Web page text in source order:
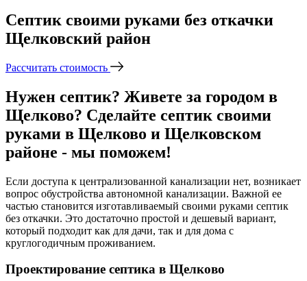
Септик своими руками без откачки
Щелковский район
Рассчитать стоимость
Нужен септик? Живете за городом в
Щелково? Сделайте септик своими
руками в Щелково и Щелковском
районе - мы поможем!
Если доступа к централизованной канализации нет, возникает
вопрос обустройства автономной канализации. Важной ее
частью становится изготавливаемый своими руками септик
без откачки. Это достаточно простой и дешевый вариант,
который подходит как для дачи, так и для дома с
круглогодичным проживанием.
Проектирование септика в Щелково